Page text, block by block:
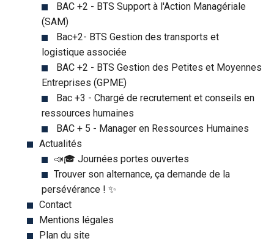
BAC +2 - BTS Support à l'Action Managériale
(SAM)
Bac+2- BTS Gestion des transports et
logistique associée
BAC +2 - BTS Gestion des Petites et Moyennes
Entreprises (GPME)
Bac +3 - Chargé de recrutement et conseils en
ressources humaines
BAC + 5 - Manager en Ressources Humaines
Actualités
📣🎓 Journées portes ouvertes
Trouver son alternance, ça demande de la
persévérance ! ✨
Contact
Mentions légales
Plan du site